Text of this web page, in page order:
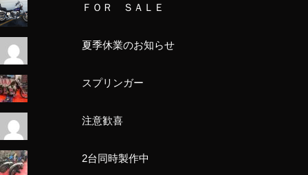
ＦＯＲ ＳＡＬＥ
夏季休業のお知らせ
スプリンガー
注意歓喜
2台同時製作中